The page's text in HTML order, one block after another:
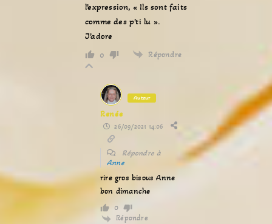
l’expression, « Ils sont faits
comme des p’ti lu ».
J’adore
0 Répondre
Auteur
Renée
26/09/2021 14:06
Répondre à
Anne
rire gros bisous Anne
bon dimanche
0
Répondre